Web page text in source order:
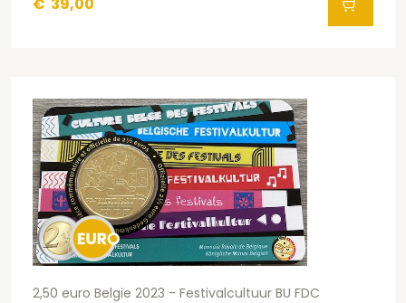
€ 39,00
2,50 euro Belgie 2023 - Festivalcultuur BU FDC